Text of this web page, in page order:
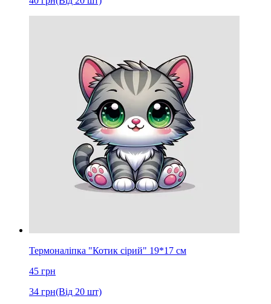
Термоналіпка "Котик сірий" 19*17 см
45 грн
34 грн(Від 20 шт)